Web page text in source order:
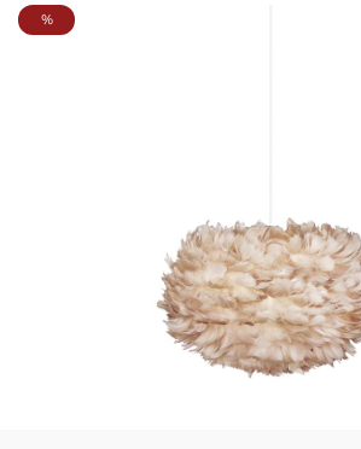
Bildergalerie überspringen
%